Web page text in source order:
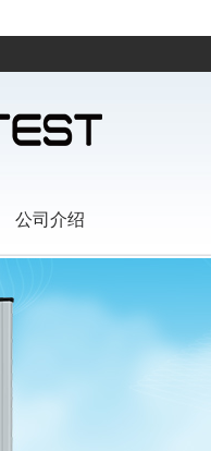
公司介绍